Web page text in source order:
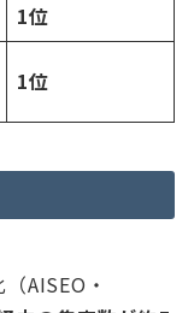
1位
1位
AISEO・